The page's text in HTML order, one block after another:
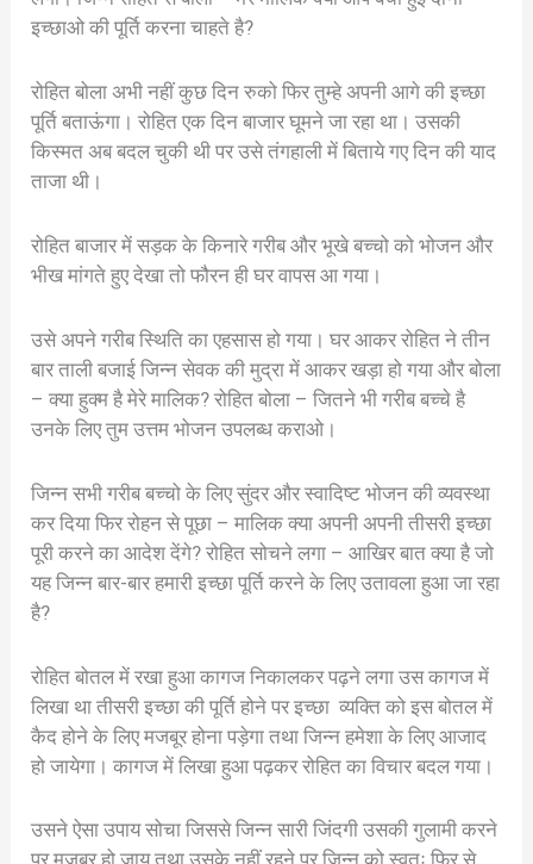
इच्छाओ की पूर्ति करना चाहते है?
रोहित बोला अभी नहीं कुछ दिन रुको फिर तुम्हे अपनी आगे की इच्छा
पूर्ति बताऊंगा। रोहित एक दिन बाजार घूमने जा रहा था। उसकी
किस्मत अब बदल चुकी थी पर उसे तंगहाली में बिताये गए दिन की याद
ताजा थी।
रोहित बाजार में सड़क के किनारे गरीब और भूखे बच्चो को भोजन और
भीख मांगते हुए देखा तो फौरन ही घर वापस आ गया।
उसे अपने गरीब स्थिति का एहसास हो गया। घर आकर रोहित ने तीन
बार ताली बजाई जिन्न सेवक की मुद्रा में आकर खड़ा हो गया और बोला
– क्या हुक्म है मेरे मालिक? रोहित बोला – जितने भी गरीब बच्चे है
उनके लिए तुम उत्तम भोजन उपलब्ध कराओ।
जिन्न सभी गरीब बच्चो के लिए सुंदर और स्वादिष्ट भोजन की व्यवस्था
कर दिया फिर रोहन से पूछा – मालिक क्या अपनी अपनी तीसरी इच्छा
पूरी करने का आदेश देंगे? रोहित सोचने लगा – आखिर बात क्या है जो
यह जिन्न बार-बार हमारी इच्छा पूर्ति करने के लिए उतावला हुआ जा रहा
है?
रोहित बोतल में रखा हुआ कागज निकालकर पढ़ने लगा उस कागज में
लिखा था तीसरी इच्छा की पूर्ति होने पर इच्छा व्यक्ति को इस बोतल में
कैद होने के लिए मजबूर होना पड़ेगा तथा जिन्न हमेशा के लिए आजाद
हो जायेगा। कागज में लिखा हुआ पढ़कर रोहित का विचार बदल गया।
उसने ऐसा उपाय सोचा जिससे जिन्न सारी जिंदगी उसकी गुलामी करने